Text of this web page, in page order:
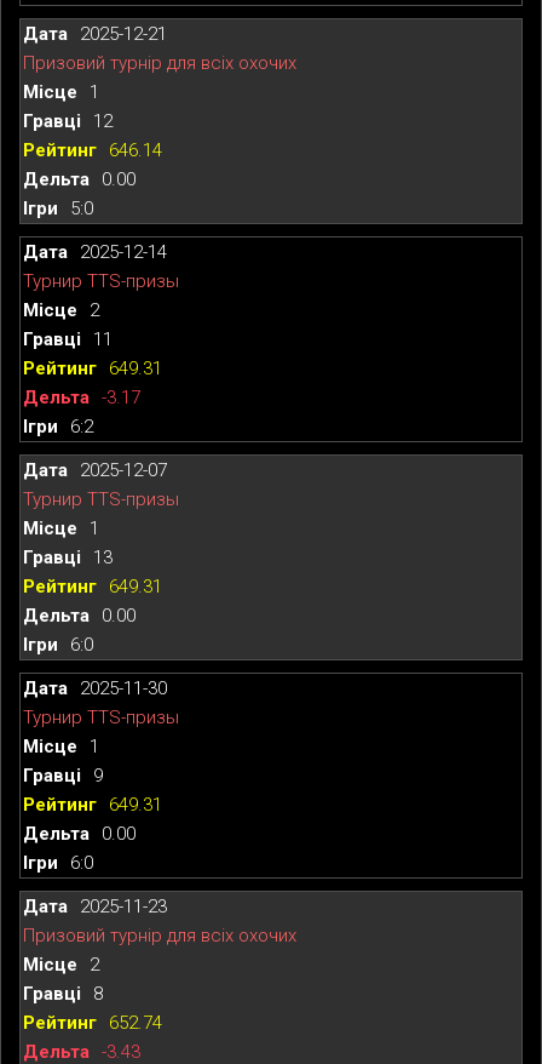
2025-12-21
Призовий турнір для всіх охочих
1
12
646.14
0.00
5:0
2025-12-14
Турнир TTS-призы
2
11
649.31
-3.17
6:2
2025-12-07
Турнир TTS-призы
1
13
649.31
0.00
6:0
2025-11-30
Турнир TTS-призы
1
9
649.31
0.00
6:0
2025-11-23
Призовий турнір для всіх охочих
2
8
652.74
-3.43